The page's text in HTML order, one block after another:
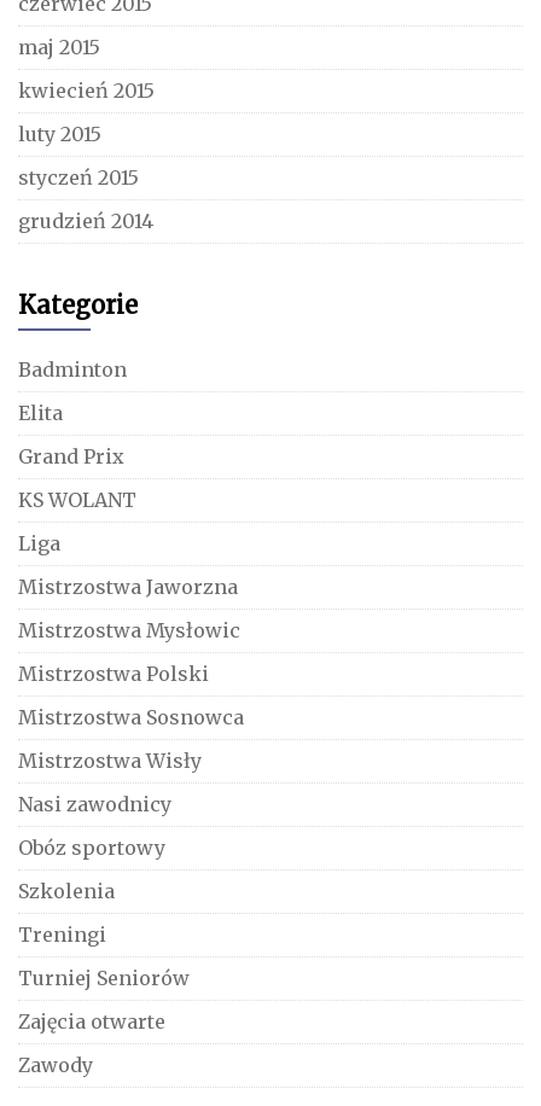
maj 2015
kwiecień 2015
luty 2015
styczeń 2015
grudzień 2014
Kategorie
Badminton
Elita
Grand Prix
KS WOLANT
Liga
Mistrzostwa Jaworzna
Mistrzostwa Mysłowic
Mistrzostwa Polski
Mistrzostwa Sosnowca
Mistrzostwa Wisły
Nasi zawodnicy
Obóz sportowy
Szkolenia
Treningi
Turniej Seniorów
Zajęcia otwarte
Zawody